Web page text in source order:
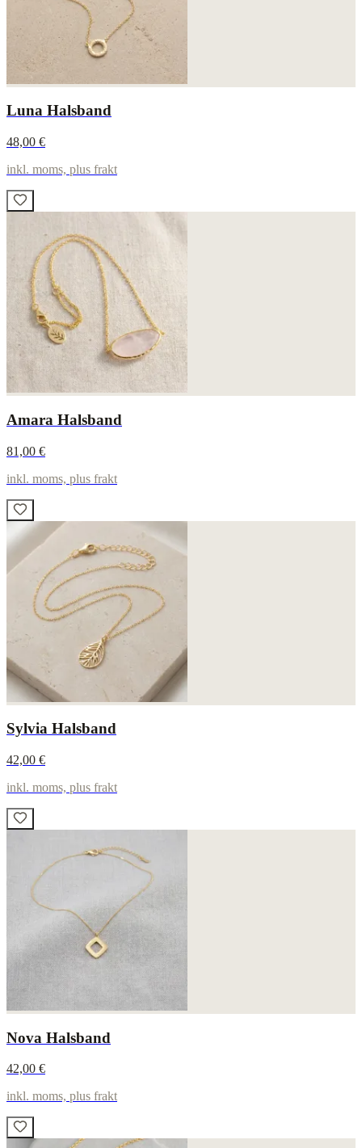
Luna Halsband
48,00 €
inkl. moms, plus frakt
Amara Halsband
81,00 €
inkl. moms, plus frakt
Sylvia Halsband
42,00 €
inkl. moms, plus frakt
Nova Halsband
42,00 €
inkl. moms, plus frakt